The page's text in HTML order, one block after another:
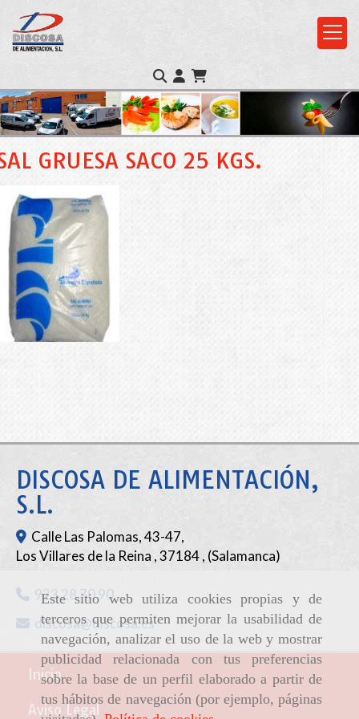
Este sitio web utiliza cookies propias y de
terceros que permiten mejorar la usabilidad de
navegación, analizar el uso de la web y mostrar
publicidad relacionada con tus preferencias
sobre la base de un perfil elaborado a partir de
tus hábitos de navegación (por ejemplo, páginas
GRUESA SACO 25 KGS.
DISCOSA DE ALIMENTACIÓN,
S.L.
Calle Las Palomas, 43-47,
Los Villares de la Reina ,37184, (Salamanca)
923 28 70 90
discosa
discosa.es
Inicio
Aviso Legal